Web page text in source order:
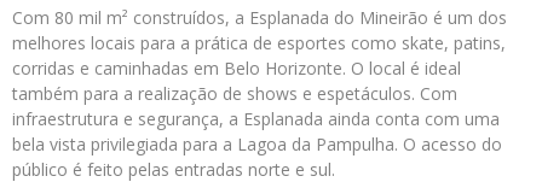
Com 80 mil m² construídos, a Esplanada do Mineirão é um dos
melhores locais para a prática de esportes como skate, patins,
corridas e caminhadas em Belo Horizonte. O local é ideal
também para a realização de shows e espetáculos. Com
infraestrutura e segurança, a Esplanada ainda conta com uma
bela vista privilegiada para a Lagoa da Pampulha. O acesso do
público é feito pelas entradas norte e sul.